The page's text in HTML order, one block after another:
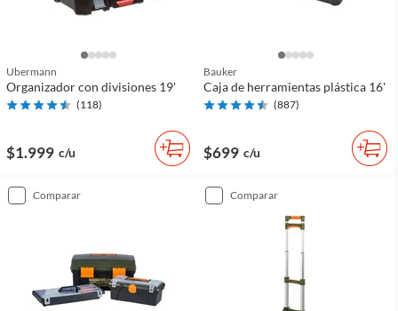
Ubermann
Organizador con divisiones 19'
(118)
$1.999 c/u
Bauker
Caja de herramientas plástica 16'
(887)
$699 c/u
comparar comparar